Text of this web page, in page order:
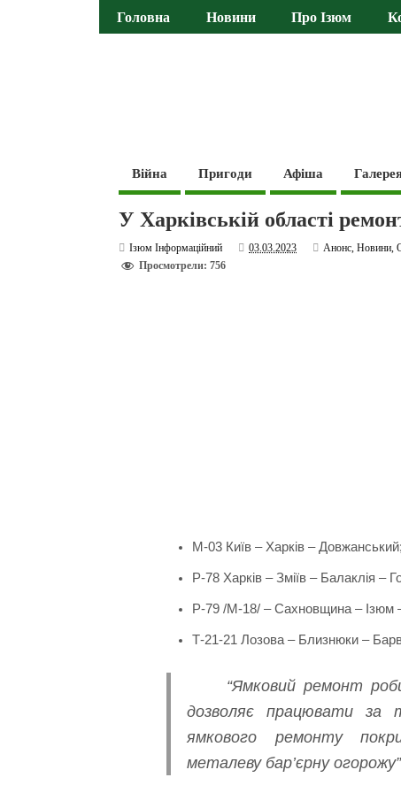
Головна Новини Про Ізюм
Війна Пригоди Афіша
У Харківській області
Ізюм Інформаційний 03.03.2023 Анонс,Новини,
Просмотрели: 756
М-03 Київ – Харків – Довжанський;
Р-78 Харків – Зміїв – Балаклія –
Р-79 /М-18/ – Сахновщина – Ізюм
Т-21-21 Лозова – Близнюки –
“Ямковий ремонт
дозволяє працювати за
ямкового ремонту
металеву бар’єрну